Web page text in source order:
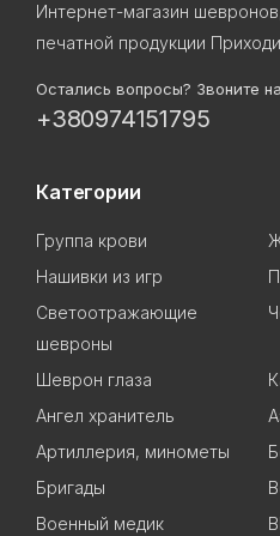
Интернет-магазин
печатной продукции
Остались вопросы? Звоните
+380974151795
Категории
Группа крови
Нашивки из игр
Светоотражающие
шевроны
Шеврон глаза
Ангел хранитель
Артиллерия, минометы
Бригады
Военный медик